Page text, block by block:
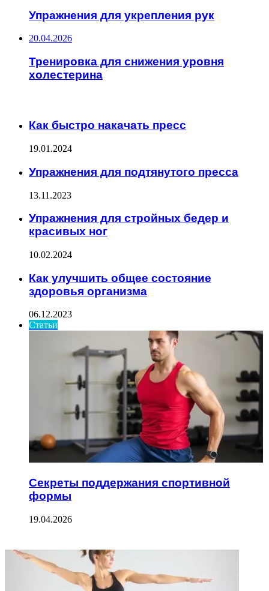
Упражнения для укрепления рук
20.04.2026
Тренировка для снижения уровня
холестерина
Как быстро накачать пресс
19.01.2024
Упражнения для подтянутого пресса
13.11.2023
Упражнения для стройных бедер и
красивых ног
10.02.2024
Как улучшить общее состояние
здоровья организма
06.12.2023
Статьи
Секреты поддержания спортивной
формы
19.04.2026